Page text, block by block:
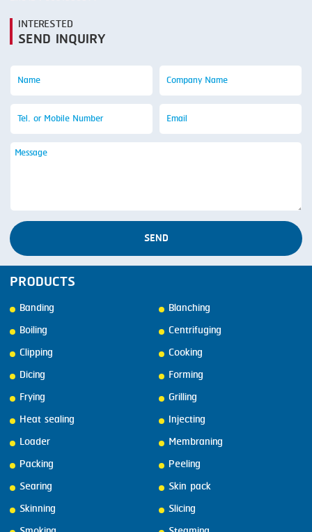
INTERESTED
SEND INQUIRY
SEND
PRODUCTS
Banding
Blanching
Boiling
Centrifuging
Clipping
Cooking
Dicing
Forming
Frying
Grilling
Heat sealing
Injecting
Loader
Membraning
Packing
Peeling
Searing
Skin pack
Skinning
Slicing